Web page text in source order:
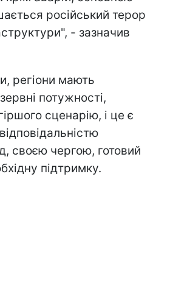
російський терор
- зазначив
регіони мають
потужності,
сценарію, і це є
своєю чергою, готовий
підтримку.